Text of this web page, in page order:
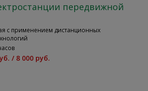
передвижной
с применением дистанционных
/ 8 000 руб.